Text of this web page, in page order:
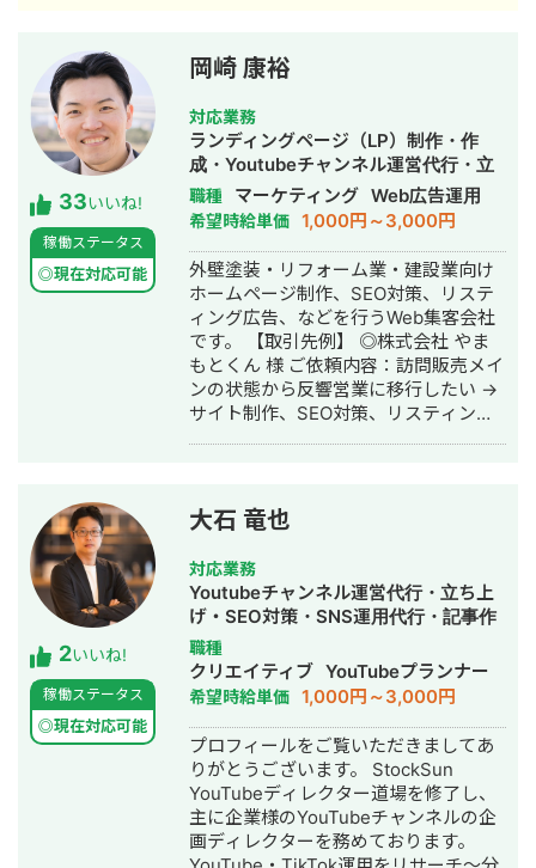
対策を1人で担当し、月間アクセス数を
約7倍(3,000→約22,000)、月間問い合
わせ件数を1件から4〜5件まで成長。
・人材系SEOメディアにてKW「商標名
+評判」で1位、「転職エージェント お
すすめ」で10位以内を獲得。
#YouTube ・法人向けYouTubeチャン
ネル運営に立ち上げ時から携わり、チ
ャンネル登録者数4,000人、月間商談獲
得10〜15件達成。 →企画、台本作成、
撮影、編集、分析全て担当。 ■ 主な経
験業界 ・買取サービス ・不用品回収
・人材紹介：toC/toBいずれも経験あり
・営業代行 ・SaaS ・広告代理店 ・飲
食店 ・官公庁
26歳で退職。国家資格取得を目指し医
療短期大学へ入学。 ■ 柔道整復師 国
家資格取得・整形外科入職 資格取得
後、岐阜県内の整形外科クリニックに
入職。臨床の現場で集客・経営課題を
肌で感じ、デジタルマーケティングへ
の関心が深まる。 ■ 誠美接骨院 創
業・FC学習塾 オーナー就任 岐阜県に
「誠美接骨院」を開業。県下初の取り
組みとして交通事故専門弁護士法人と
の業務提携を締結し、客単価80,000円
の高単価ビジネスモデルを確立。その
後、FC学習塾「キミノスクール岐阜
校」のオーナーとしても教育事業に参
入。自院・塾の集客でSNSやLINEを活
用したデジタルマーケティングを実
践・検証する中で、中小企業向けの
RYS REALIZE 代表取締役（創業・現在
13年目） 「地域の利益を生み出し課題
解決を実現する（Regional Yield
Solution REALIZE）」をミッションに
掲げ、岐阜県を拠点に全国の中小企
業・スタートアップを対象としたSNS
プロモーション・デジタルPR戦略支援
事業を展開。 Instagram・X・
TikTok・YouTube・LINEの全SNSプラ
ットフォームに対応した一気通貫の伴
走型PR支援を提供し、累計支援実績
300社以上。Lステップ正規代理店・iス
テップ正規代理店として、LINE・
Instagramの自動化支援にも対応。 代
理店ビジネスでは1年間で174社の加盟
33いいね!
稼働ステータス
◎現在対応可能
岡崎 康裕
対応業務
ランディングページ（LP）制作・作
成・Youtubeチャンネル運営代行・立
ち上げ・SEO対策・新規事業立上・
SNS運用代行・記事作成代行・ライテ
ィング・ホームページ制作・作成・バ
ナー制作・デザイン・リスティング広
告運用代行・オウンドメディア制作・
構築・運用代行・動画制作・動画編集
職種 マーケティング Web広告運用
希望時給単価 1,000円～3,000円
外壁塗装・リフォーム業・建設業向け
ホームページ制作、SEO対策、リステ
ィング広告、などを行うWeb集客会社
です。 【取引先例】 ◎株式会社 やま
もとくん 様 ご依頼内容：訪問販売メイ
ンの状態から反響営業に移行したい →
サイト制作、SEO対策、リスティング
ムコーポレーション（ユーペイント）
様 ご依頼内容：Web集客を依頼したい
→サイト制作、SEO対策、リスティン
グ広告運用を実施 ◎商工会・業界メデ
ィア支援例 「東村山市商工会」様 「外
壁塗装の窓口」様 ほか多数 ◎難関キー
ワードで上位表示 ・「屋根」で1位 ・
「ガルバリウム 鋼板」で1位 ・「塗り
壁」で1位 ・「外壁塗装」で3位 ・「埼
玉 リフォーム」「千葉県 外壁塗装」
「つくば市 外壁塗装」など地域キーワ
ードでも1位を多数獲得 【自己紹介】
・高校卒業後、札幌市で老舗の施工会
社に就職。職人として活動する ・
RIZAPの子会社に転職し、10年勤務。
2いいね!
稼働ステータス
◎現在対応可能
大石 竜也
対応業務
Youtubeチャンネル運営代行・立ち上
げ・SEO対策・SNS運用代行・記事作
成代行・ライティング・動画制作・動
画編集・AI活用
職種
クリエイティブ YouTubeプランナー
希望時給単価 1,000円～3,000円
プロフィールをご覧いただきましてあ
りがとうございます。 StockSun
YouTubeディレクター道場を修了し、
主に企業様のYouTubeチャンネルの企
画ディレクターを務めております。